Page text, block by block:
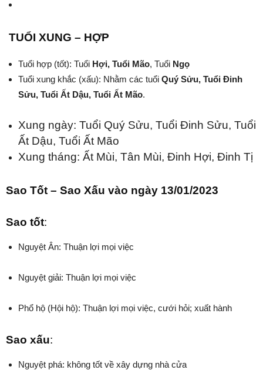
TUỔI XUNG – HỢP
Tuổi hợp (tốt): Tuổi Hợi, Tuổi Mão, Tuổi Ngọ
Tuổi xung khắc (xấu): Nhằm các tuổi Quý Sửu, Tuổi Đinh
Sửu, Tuổi Ất Dậu, Tuổi Ất Mão.
Xung ngày: Tuổi Quý Sửu, Tuổi Đinh Sửu, Tuổi
Ất Dậu, Tuổi Ất Mão
Xung tháng: Ất Mùi, Tân Mùi, Đinh Hợi, Đinh Tị
Sao Tốt – Sao Xấu vào ngày 13/01/2023
Sao tốt:
Nguyệt Ân: Thuận lợi mọi việc
Nguyệt giải: Thuận lợi mọi việc
Phổ hộ (Hội hộ): Thuận lợi mọi việc, cưới hỏi; xuất hành
Sao xấu:
Nguyệt phá: không tốt về xây dựng nhà cửa